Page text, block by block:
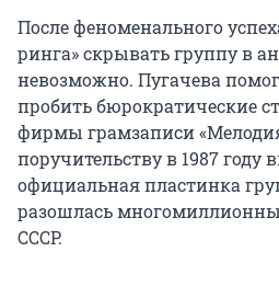
После феноменального
ринга» скрывать группу в
невозможно. Пугачева
пробить бюрократические
фирмы грамзаписи
поручительству в 1987 году
официальная пластинка
разошлась
СССР.